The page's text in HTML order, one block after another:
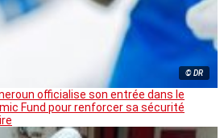
© DR
officialise son entrée dans le
Fund pour renforcer sa sécurité